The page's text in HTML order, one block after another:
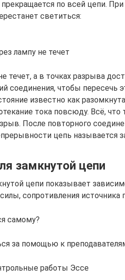
по всей цепи.
светиться:
лампу не течет
течет, а в точках разрыва
соединения, чтобы пересечь
известно как
тока повсюду. Всё, что
После повторного
цепь называется
замкнутой цепи
цепи показывает
сопротивления источника
самому?
за помощью к
работы Эссе